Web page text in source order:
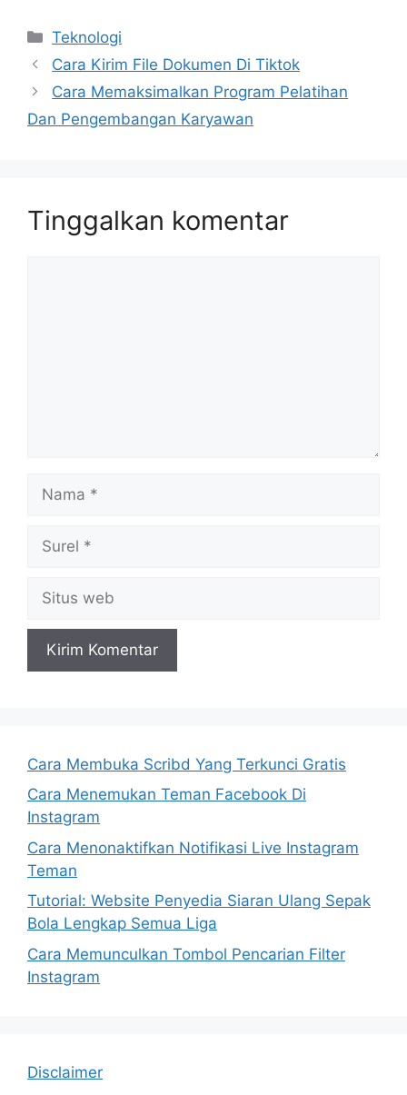
Kategori
Teknologi
Cara Kirim File Dokumen Di Tiktok
Cara Memaksimalkan Program Pelatihan
Dan Pengembangan Karyawan
Tinggalkan komentar
web
Cara Membuka Scribd Yang Terkunci Gratis
Cara Menemukan Teman Facebook Di
Instagram
Cara Menonaktifkan Notifikasi Live Instagram
Teman
Tutorial: Website Penyedia Siaran Ulang Sepak
Bola Lengkap Semua Liga
Cara Memunculkan Tombol Pencarian Filter
Instagram
Disclaimer